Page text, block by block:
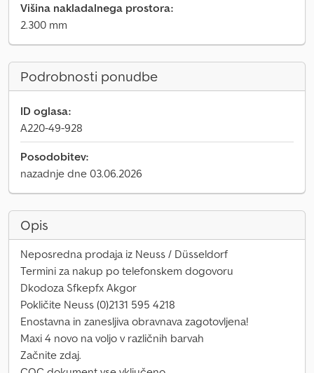
Višina nakladalnega prostora:
2.300 mm
Podrobnosti ponudbe
ID oglasa:
A220-49-928
Posodobitev:
nazadnje dne 03.06.2026
Opis
Neposredna prodaja iz Neuss / Düsseldorf
Termini za nakup po telefonskem dogovoru
Dkodoza Sfkepfx Akgor
Pokličite Neuss (0)2131 595 4218
Enostavna in zanesljiva obravnava zagotovljena!
Maxi 4 novo na voljo v različnih barvah
Začnite zdaj.